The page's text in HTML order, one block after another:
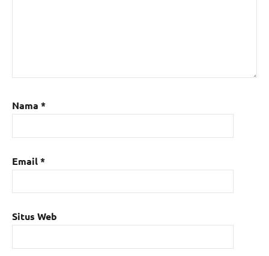
Nama *
Email*
Situs Web